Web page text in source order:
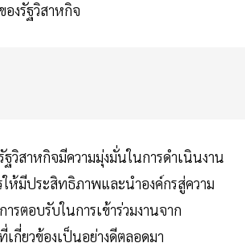
งรัฐวิสาหกิจ
ฐวิสาหกิจมีความมุ่งมั่นในการดำเนินงาน
ห้มีประสิทธิภาพและนำองค์กรสู่ความ
รตอบรับในการเข้าร่วมงานจาก
กี่ยวข้องเป็นอย่างดีตลอดมา